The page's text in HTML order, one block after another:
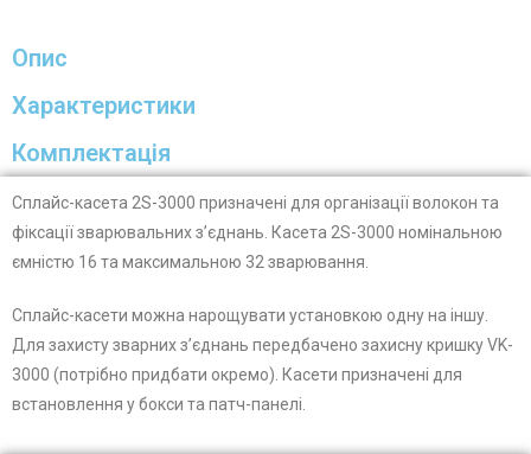
Опис
Характеристики
Комплектація
Сплайс-касета 2S-3000 призначені для організації волокон та
фіксації зварювальних з’єднань. Касета 2S-3000 номінальною
ємністю 16 та максимальною 32 зварювання.
Сплайс-касети можна нарощувати установкою одну на іншу.
Для захисту зварних з’єднань передбачено захисну кришку VK-
3000 (потрібно придбати окремо). Касети призначені для
встановлення у бокси та патч-панелі.